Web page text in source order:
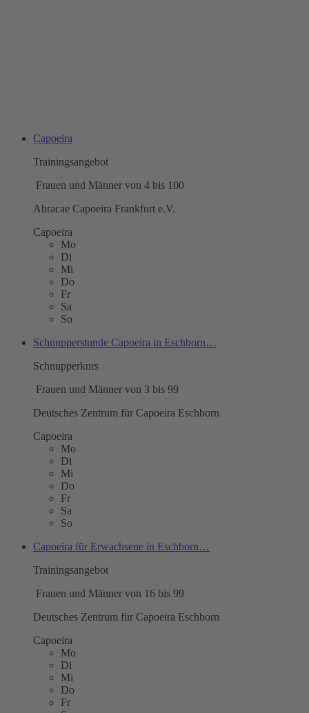
Capoeira
Trainingsangebot
Frauen und Männer von 4 bis 100
Abracae Capoeira Frankfurt e.V.
Capoeira
Mo
Di
Mi
Do
Fr
Sa
So
Schnupperstunde Capoeira in Eschborn…
Schnupperkurs
Frauen und Männer von 3 bis 99
Deutsches Zentrum für Capoeira Eschborn
Capoeira
Mo
Di
Mi
Do
Fr
Sa
So
Capoeira für Erwachsene in Eschborn…
Trainingsangebot
Frauen und Männer von 16 bis 99
Deutsches Zentrum für Capoeira Eschborn
Capoeira
Mo
Di
Mi
Do
Fr